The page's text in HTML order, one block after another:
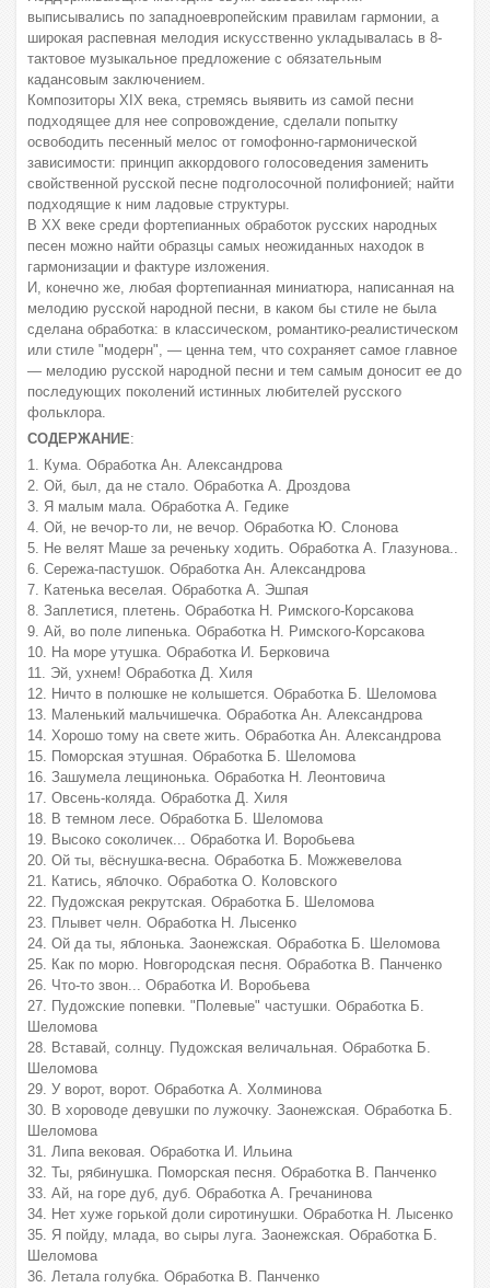
выписывались по западноевропейским правилам гармонии, а
широкая распевная мелодия искусственно укладывалась в 8-
тактовое музыкальное предложение с обязательным
кадансовым заключением.
Композиторы XIX века, стремясь выявить из самой песни
подходящее для нее сопровождение, сделали попытку
освободить песенный мелос от гомофонно-гармонической
зависимости: принцип аккордового голосоведения заменить
свойственной русской песне подголосочной полифонией; найти
подходящие к ним ладовые структуры.
В XX веке среди фортепианных обработок русских народных
песен можно найти образцы самых неожиданных находок в
гармонизации и фактуре изложения.
И, конечно же, любая фортепианная миниатюра, написанная на
мелодию русской народной песни, в каком бы стиле не была
сделана обработка: в классическом, романтико-реалистическом
или стиле "модерн", — ценна тем, что сохраняет самое главное
— мелодию русской народной песни и тем самым доносит ее до
последующих поколений истинных любителей русского
фольклора.
СОДЕРЖАНИЕ:
1. Кума. Обработка Ан. Александрова
2. Ой, был, да не стало. Обработка А. Дроздова
3. Я малым мала. Обработка А. Гедике
4. Ой, не вечор-то ли, не вечор. Обработка Ю. Слонова
5. Не велят Маше за реченьку ходить. Обработка А. Глазунова..
6. Сережа-пастушок. Обработка Ан. Александрова
7. Катенька веселая. Обработка А. Эшпая
8. Заплетися, плетень. Обработка Н. Римского-Корсакова
9. Ай, во поле липенька. Обработка Н. Римского-Корсакова
10. На море утушка. Обработка И. Берковича
11. Эй, ухнем! Обработка Д. Хиля
12. Ничто в полюшке не колышется. Обработка Б. Шеломова
13. Маленький мальчишечка. Обработка Ан. Александрова
14. Хорошо тому на свете жить. Обработка Ан. Александрова
15. Поморская этушная. Обработка Б. Шеломова
16. Зашумела лещинонька. Обработка Н. Леонтовича
17. Овсень-коляда. Обработка Д. Хиля
18. В темном лесе. Обработка Б. Шеломова
19. Высоко соколичек... Обработка И. Воробьева
20. Ой ты, вёснушка-весна. Обработка Б. Можжевелова
21. Катись, яблочко. Обработка О. Коловского
22. Пудожская рекрутская. Обработка Б. Шеломова
23. Плывет челн. Обработка Н. Лысенко
24. Ой да ты, яблонька. Заонежская. Обработка Б. Шеломова
25. Как по морю. Новгородская песня. Обработка В. Панченко
26. Что-то звон... Обработка И. Воробьева
27. Пудожские попевки. "Полевые" частушки. Обработка Б.
Шеломова
28. Вставай, солнцу. Пудожская величальная. Обработка Б.
Шеломова
29. У ворот, ворот. Обработка А. Холминова
30. В хороводе девушки по лужочку. Заонежская. Обработка Б.
Шеломова
31. Липа вековая. Обработка И. Ильина
32. Ты, рябинушка. Поморская песня. Обработка В. Панченко
33. Ай, на горе дуб, дуб. Обработка А. Гречанинова
34. Нет хуже горькой доли сиротинушки. Обработка Н. Лысенко
35. Я пойду, млада, во сыры луга. Заонежская. Обработка Б.
Шеломова
36. Летала голубка. Обработка В. Панченко